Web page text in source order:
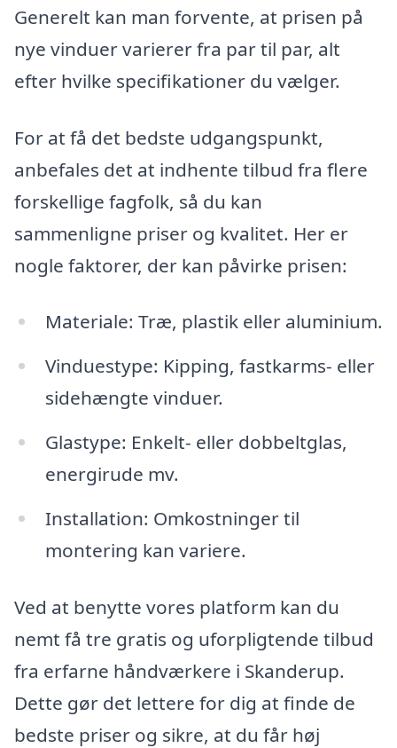
Generelt kan man forvente, at prisen på
nye vinduer varierer fra par til par, alt
efter hvilke specifikationer du vælger.
For at få det bedste udgangspunkt,
anbefales det at indhente tilbud fra flere
forskellige fagfolk, så du kan
sammenligne priser og kvalitet. Her er
nogle faktorer, der kan påvirke prisen:
Materiale: Træ, plastik eller aluminium.
Vinduestype: Kipping, fastkarms- eller
sidehængte vinduer.
Glastype: Enkelt- eller dobbeltglas,
energirude mv.
Installation: Omkostninger til
montering kan variere.
Ved at benytte vores platform kan du
nemt få tre gratis og uforpligtende tilbud
fra erfarne håndværkere i Skanderup.
Dette gør det lettere for dig at finde de
bedste priser og sikre, at du får høj